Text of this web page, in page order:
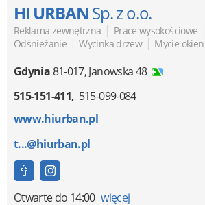
HI URBANSp. z o.o.
Reklama zewnętrzna | Prace wysokościowe |
Odśnieżanie | Wycinka drzew | Mycie okien
Gdynia81-017,Janowska 48
515-151-411 515-099-084
www.hiurban.pl
t...@hiurban.pl
Otwartedo 14:00 więcej